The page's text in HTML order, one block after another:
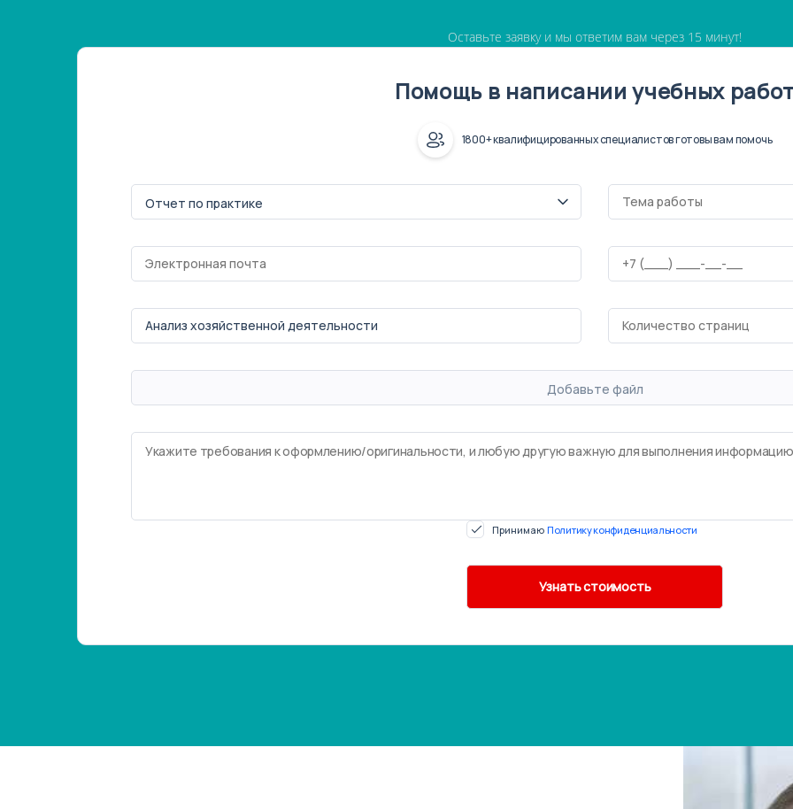
Оставьте заявку и мы ответим вам через 15 минут!
Помощь в написании учебных
1800+ квалифицированных специалистов готовы вам помочь
Добавьте файл
Принимаю Политику конфиденциальности